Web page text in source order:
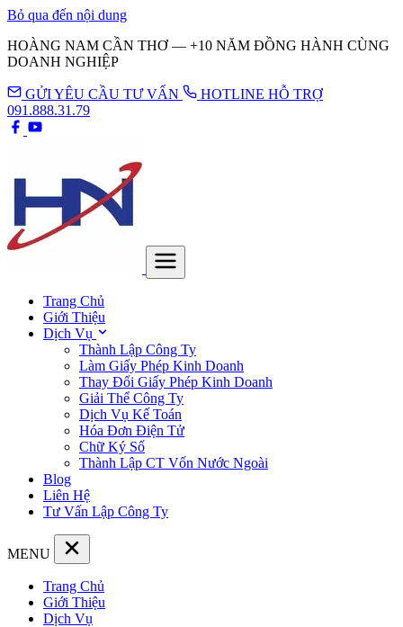
Bỏ qua đến nội dung
HOÀNG NAM CẦN THƠ — +10 NĂM ĐỒNG HÀNH CÙNG
DOANH NGHIỆP
GỬI YÊU CẦU TƯ VẤN
HOTLINE HỖ TRỢ
091.888.31.79
Trang Chủ
Giới Thiệu
Dịch Vụ
Thành Lập Công Ty
Làm Giấy Phép Kinh Doanh
Thay Đổi Giấy Phép Kinh Doanh
Giải Thể Công Ty
Dịch Vụ Kế Toán
Hóa Đơn Điện Tử
Chữ Ký Số
Thành Lập CT Vốn Nước Ngoài
Blog
Liên Hệ
Tư Vấn Lập Công Ty
MENU
Trang Chủ
Giới Thiệu
Dịch Vụ